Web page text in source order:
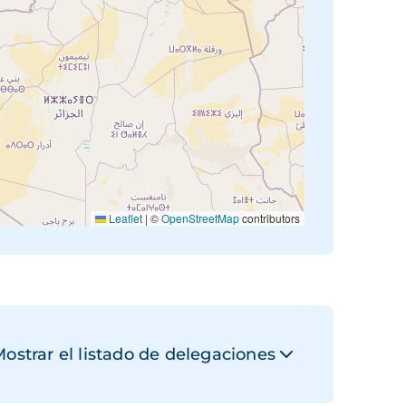
Leaflet | ©OpenStreetMapcontributors
el listado de delegaciones